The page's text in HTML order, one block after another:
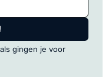
gingen je voor